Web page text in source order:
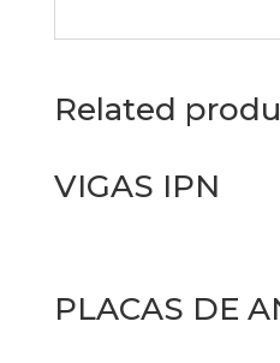
Related
VIGAS IPN
PLACAS DE